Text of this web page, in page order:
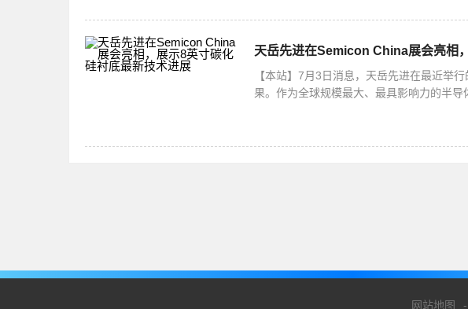
天岳先进在Semicon China展会亮相
【本站】7月3日消息，天岳先进在最近举
果。作为全球规模最大、最具影响力的半
网站地图 -